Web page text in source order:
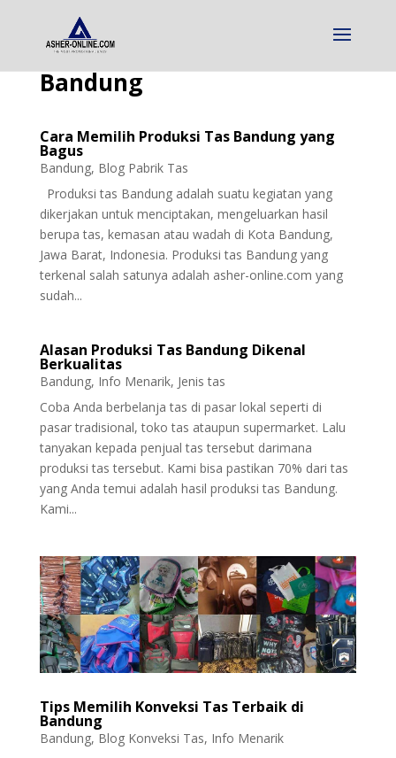
Bandung
Cara Memilih Produksi Tas Bandung yang
Bagus
Bandung, Blog Pabrik Tas
Produksi tas Bandung adalah suatu kegiatan yang
dikerjakan untuk menciptakan, mengeluarkan hasil
berupa tas, kemasan atau wadah di Kota Bandung,
Jawa Barat, Indonesia. Produksi tas Bandung yang
terkenal salah satunya adalah asher-online.com yang
sudah...
Alasan Produksi Tas Bandung Dikenal
Berkualitas
Bandung, Info Menarik, Jenis tas
Coba Anda berbelanja tas di pasar lokal seperti di
pasar tradisional, toko tas ataupun supermarket. Lalu
tanyakan kepada penjual tas tersebut darimana
produksi tas tersebut. Kami bisa pastikan 70% dari tas
yang Anda temui adalah hasil produksi tas Bandung.
Kami...
Tips Memilih Konveksi Tas Terbaik di
Bandung
Bandung, Blog Konveksi Tas, Info Menarik